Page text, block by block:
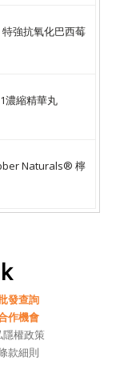
強抗氧化巴西莓
濃縮精華丸
Naturals® 檸
發查詢
作機會
隱權政策
款細則